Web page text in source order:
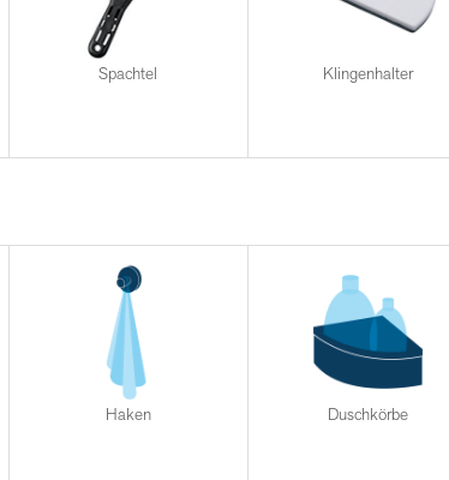
Spachtel Klingenhalter
Haken Duschkörbe